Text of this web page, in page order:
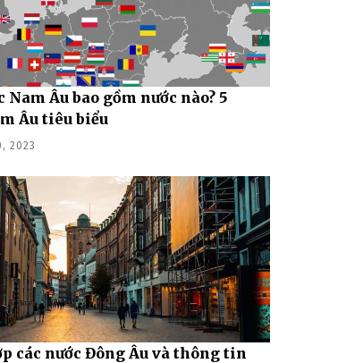
Nam Âu bao gồm nước nào? 5
Âu tiêu biểu
2023
các nước Đông Âu và thông tin